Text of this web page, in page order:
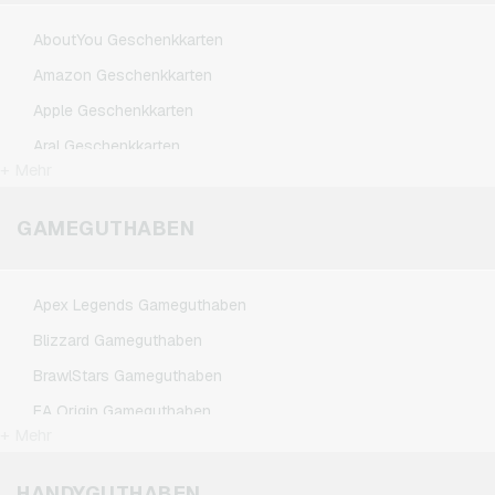
AboutYou Geschenkkarten
Amazon Geschenkkarten
Apple Geschenkkarten
Aral Geschenkkarten
BestChoice Premium Geschenkkarten
GAMEGUTHABEN
Apex Legends Gameguthaben
Blizzard Gameguthaben
BrawlStars Gameguthaben
EA Origin Gameguthaben
Minecraft Gameguthaben